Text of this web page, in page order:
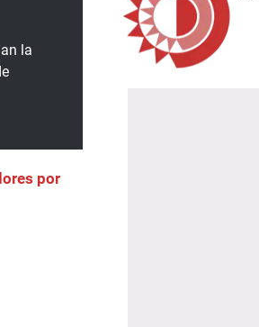
la
por